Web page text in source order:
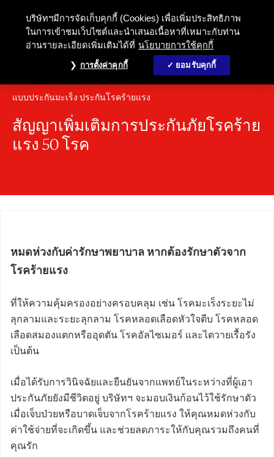
หมดห่วงกับค่ารักษาพยาบาล หากต้องรั
แบบประกันมะเร็ง ประกันโรคร้ายแรง
สัญญาเพิ่มเติมการประกันภัยโรคร้าย
แรง 50 โรค
หมดห่วงกับค่ารักษาพยาบาล หากต้องรักษาตัวจาก
โรคร้ายแรง
ที่ให้ความคุ้มครองอย่างครอบคลุม เช่น โรคมะเร็งระยะไม่
ลุกลามและระยะลุกลาม โรคหลอดเลือดหัวใจตีบ โรคหลอด
เลือดสมองแตกหรืออุดตัน โรคอัลไซเมอร์ และไตวายเรื้อรัง
เป็นต้น
เมื่อได้รับการวินิจฉัยและยืนยันจากแพทย์ในระหว่างที่ผู้เอา
ประกันภัยยังมีชีวิตอยู่ บริษัทฯ จะมอบเงินก้อนไว้ใช้รักษาตัว
เมื่อเจ็บป่วยหรือบาดเจ็บจากโรคร้ายแรง ให้คุณหมดห่วงกับ
ค่าใช้จ่ายที่จะเกิดขึ้น และช่วยลดภาระให้กับคุณรวมถึงคนที่
คุณรัก
บริษัทฯมีการจัดเก็บคุกกี้ (Cookies) เพื่อเพิ่มประสิทธิภาพ
ในการเข้าชมเว็บไซต์และนำเสนอเนื้อหาที่เหมาะกับท่าน
อ่านรายละเอียดเพิ่มเติมได้ที่ นโยบายการใช้คุกกี้
การตั้งค่าคุกกี้ ยอมรับคุกกี้